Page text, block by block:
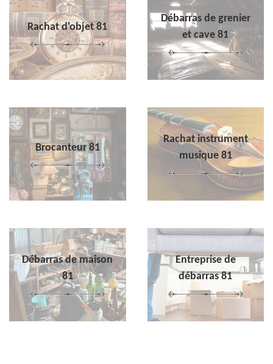
Rachat d'objet 81
Débarras de grenier
et cave 81
Brocanteur 81
Rachat instrument
musique 81
Débarras de maison
81
Entreprise de
débarras 81